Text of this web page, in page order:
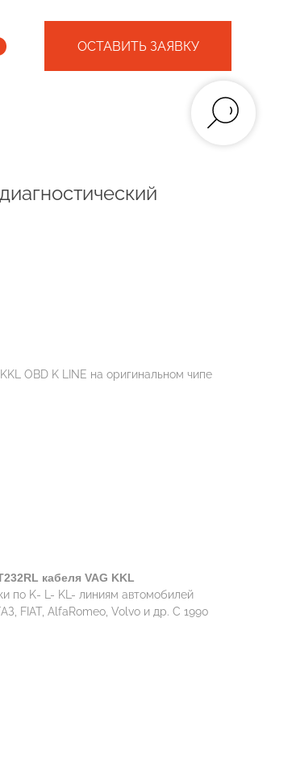
ОСТАВИТЬ ЗАЯВКУ
OBD K LINE на оригинальном чипе
кабеля VAG KKL
по K- L- KL- линиям автомобилей
FIAT, AlfaRomeo, Volvo и др. С 1990